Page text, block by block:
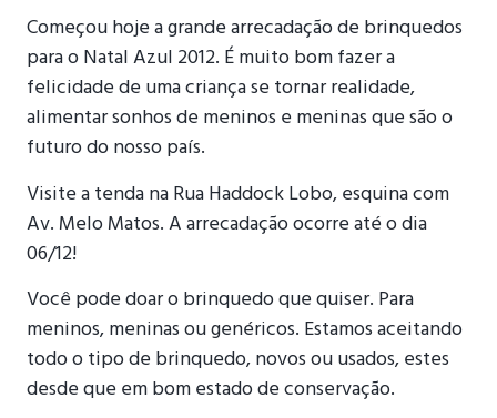
Começou hoje a grande arrecadação de brinquedos
para o Natal Azul 2012. É muito bom fazer a
felicidade de uma criança se tornar realidade,
alimentar sonhos de meninos e meninas que são o
futuro do nosso país.
Visite a tenda na Rua Haddock Lobo, esquina com
Av. Melo Matos. A arrecadação ocorre até o dia
06/12!
Você pode doar o brinquedo que quiser. Para
meninos, meninas ou genéricos. Estamos aceitando
todo o tipo de brinquedo, novos ou usados, estes
desde que em bom estado de conservação.